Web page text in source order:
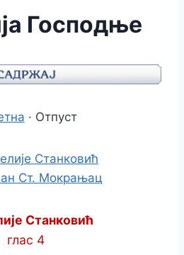
Господње
· Отпуст
Станковић
Ст. Мокрањац
Станковић
глас 4